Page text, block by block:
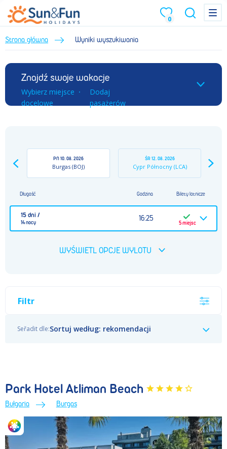
0
Menu Menu
Strona główna Wyniki wyszukiwania
Znajdź swoje wakacje
Wybierz miejsce
docelowe
Dodaj
pasażerów
PN 10. 08. 2026
Burgas (BOJ)
ŚR 12. 08. 2026
Cypr Północny (LCA)
Długość Godzina Bilety lotnicze
15 dni /
14 nocy 16:25
5miejsc
WYŚWIETL OPCJE WYLOTU
Filtr
Sortuj według: rekomendacji
Park Hotel Atliman Beach
Bułgaria Burgas